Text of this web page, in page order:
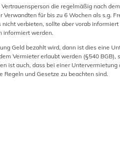
die regelmäßig nach
Verwandten für bis zu 6 Wochen als s.g.
nicht verbieten, sollte aber vorab
informiert werden.
Geld bezahlt wird, dann ist dies eine
Vermieter erlaubt werden (§540 BGB),
ist auch, dass bei einer
Regeln und Gesetze zu beachten sind.